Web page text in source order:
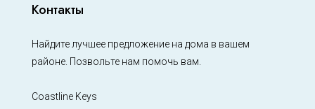
Контакты
Найдите лучшее предложение на дома в вашем
районе. Позвольте нам помочь вам.
Coastline Keys